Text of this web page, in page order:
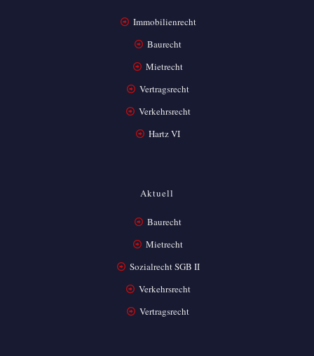
Immobilienrecht
Baurecht
Mietrecht
Vertragsrecht
Verkehrsrecht
Hartz VI
Aktuell
Baurecht
Mietrecht
Sozialrecht SGB II
Verkehrsrecht
Vertragsrecht